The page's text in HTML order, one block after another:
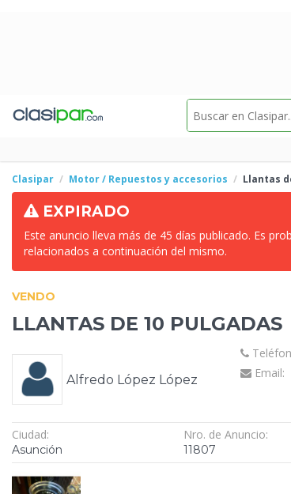
Clasipar Motor / Repuestos y accesorios Llantas
EXPIRADO
Este anuncio lleva más de 45 días publicado. Es
relacionados a continuación del mismo.
VENDO
LLANTAS DE 10 PULGADAS
Alfredo López López
Email:
Ciudad:
Asunción
Nro. de Anuncio:
11807